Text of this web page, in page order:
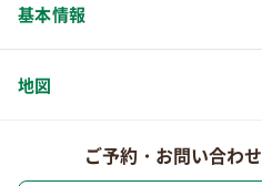
基本情報
地図
ご予約・お問い合わせ